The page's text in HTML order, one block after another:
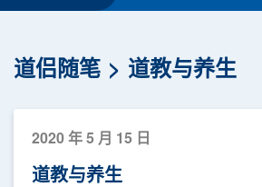
道侣随笔 道教与养生
2020 年 5 月 15 日
道教与养生